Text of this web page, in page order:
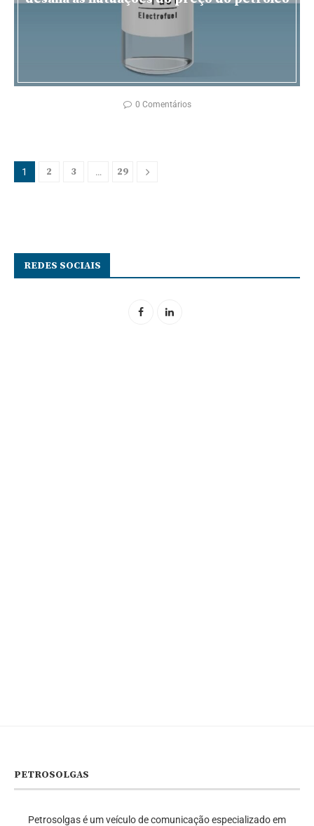
0 Comentários
1 2 3 … 29
REDES SOCIAIS
PETROSOLGAS
Petrosolgas é um veículo de comunicação especializado em